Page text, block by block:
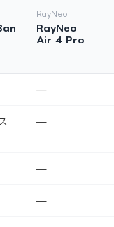
RayNeo
RayNeo
Air 4 Pro
—
—
—
—